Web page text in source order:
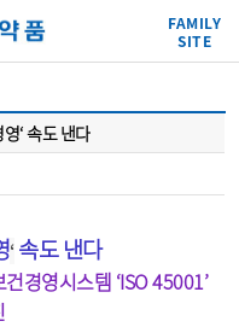
FAMILY
SITE
영‘ 속도 낸다
‘​ 속도 낸다
경영시스템 ‘ISO 45001’